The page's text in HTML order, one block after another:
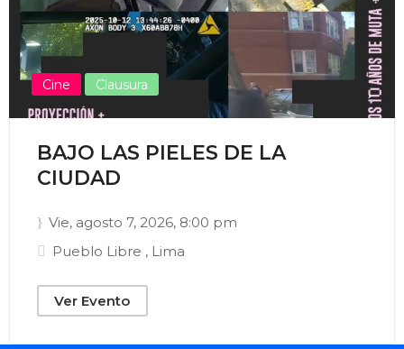
Cine Clausura
BAJO LAS PIELES DE LA
CIUDAD
Vie, agosto 7, 2026, 8:00 pm
Pueblo Libre , Lima
Ver Evento